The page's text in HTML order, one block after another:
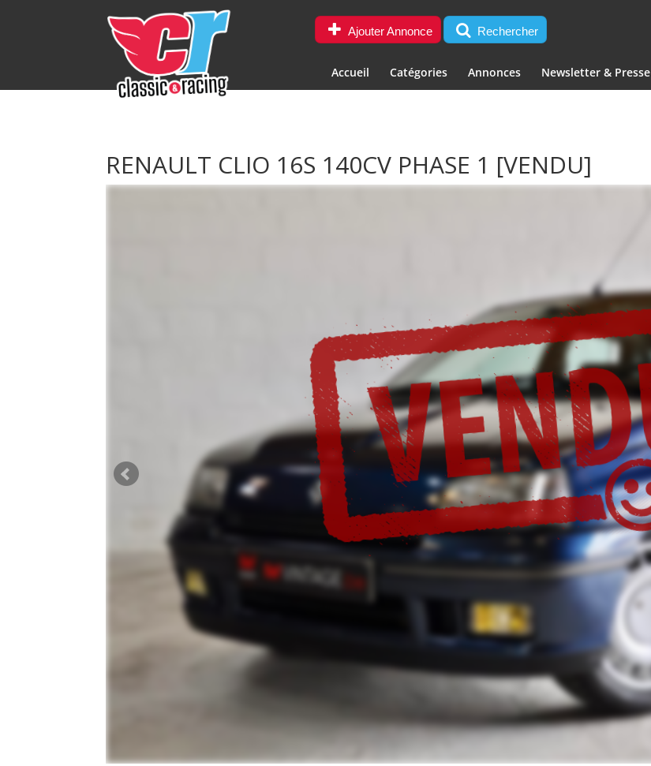
Ajouter Annonce Rechercher
Accueil Catégories Annonces Newsletter & Presse
RENAULT CLIO 16S 140CV PHASE 1 [VENDU]